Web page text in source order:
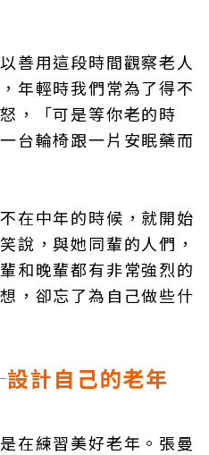
善用這段時間觀察老人
年輕時我們常為了得不
，「可是等你老的時
台輪椅跟一片安眠藥而
在中年的時候，就開始
說，與她同輩的人們，
和晚輩都有非常強烈的
，卻忘了為自己做些什
計自己的老年
在練習美好老年。張曼